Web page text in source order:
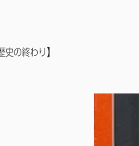
の終わり】